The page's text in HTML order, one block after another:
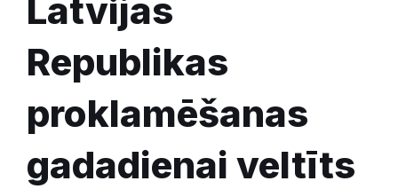
Latvijas
Republikas
proklamēšanas
gadadienai veltīts